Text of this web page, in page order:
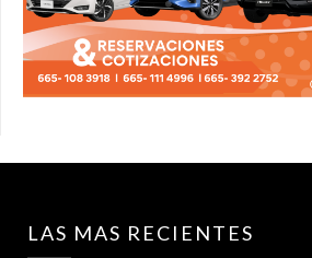
LAS MAS RECIENTES